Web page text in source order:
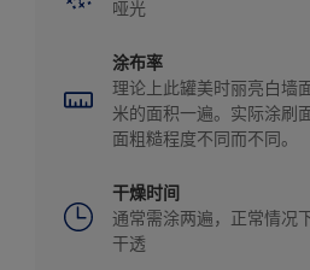
哑光
涂布率
理论上此罐美时丽亮白墙
米的面积一遍。实际涂刷
面粗糙程度不同而不同。
干燥时间
通常需涂两遍，正常情况
干透